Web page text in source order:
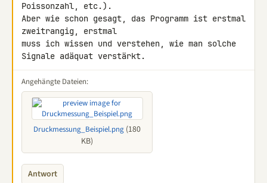
Poissonzahl, etc.).
Aber wie schon gesagt, das Programm ist erstmal
zweitrangig, erstmal
muss ich wissen und verstehen, wie man solche
Signale adäquat verstärkt.
Angehängte Dateien:
Druckmessung_Beispiel.png (180
KB)
Antwort